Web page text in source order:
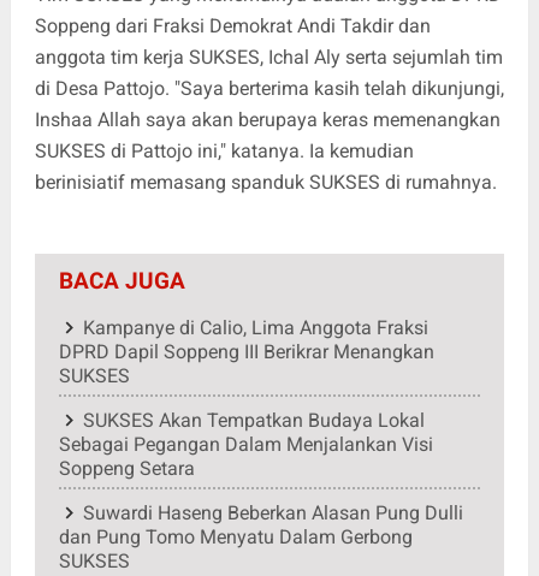
Soppeng dari Fraksi Demokrat Andi Takdir dan
anggota tim kerja SUKSES, Ichal Aly serta sejumlah tim
di Desa Pattojo. "Saya berterima kasih telah dikunjungi,
Inshaa Allah saya akan berupaya keras memenangkan
SUKSES di Pattojo ini," katanya. Ia kemudian
berinisiatif memasang spanduk SUKSES di rumahnya.
BACA JUGA
Kampanye di Calio, Lima Anggota Fraksi
DPRD Dapil Soppeng III Berikrar Menangkan
SUKSES
SUKSES Akan Tempatkan Budaya Lokal
Sebagai Pegangan Dalam Menjalankan Visi
Soppeng Setara
Suwardi Haseng Beberkan Alasan Pung Dulli
dan Pung Tomo Menyatu Dalam Gerbong
SUKSES